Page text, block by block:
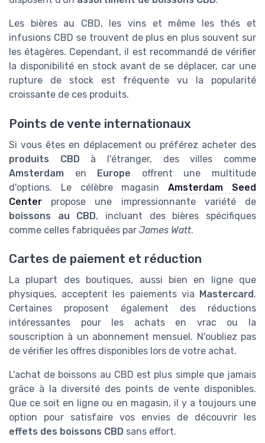
Les bières au CBD, les vins et même les thés et
infusions CBD se trouvent de plus en plus souvent sur
les étagères. Cependant, il est recommandé de vérifier
la disponibilité en stock avant de se déplacer, car une
rupture de stock est fréquente vu la popularité
croissante de ces produits.
Points de vente internationaux
Si vous êtes en déplacement ou préférez acheter des
produits CBD à l'étranger, des villes comme
Amsterdam en Europe offrent une multitude
d'options. Le célèbre magasinAmsterdam Seed
Center propose une impressionnante variété de
boissons au CBD, incluant des bières spécifiques
comme celles fabriquées par James Watt.
Cartes de paiement et réduction
La plupart des boutiques, aussi bien en ligne que
physiques, acceptent les paiements via Mastercard.
Certaines proposent également des réductions
intéressantes pour les achats en vrac ou la
souscription à un abonnement mensuel. N'oubliez pas
de vérifier les offres disponibles lors de votre achat.
L'achat de boissons au CBD est plus simple que jamais
grâce à la diversité des points de vente disponibles.
Que ce soit en ligne ou en magasin, il y a toujours une
option pour satisfaire vos envies de découvrir les
effets des boissons CBD sans effort.